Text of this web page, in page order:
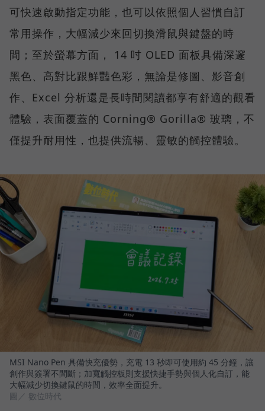
可快速啟動指定功能，也可以依照個人習慣自訂
常用操作，大幅減少來回切換滑鼠與鍵盤的時
間；至於螢幕方面， 14 吋 OLED 面板具備深邃
黑色、高對比跟鮮豔色彩，無論是修圖、影音創
作、Excel 分析還是長時間閱讀都享有舒適的觀看
體驗，表面覆蓋的 Corning® Gorilla® 玻璃，不
僅提升耐用性，也提供流暢、靈敏的觸控體驗。
MSI Nano Pen 具備快充優勢，充電 13 秒即可使用約 45 分鐘，讓
創作與簽署不間斷；加寬觸控板則支援快捷手勢與個人化自訂，能
大幅減少切換鍵鼠的時間，效率全面提升。
圖／ 數位時代